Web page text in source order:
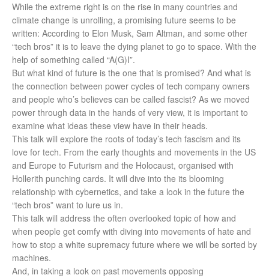
While the extreme right is on the rise in many countries and
climate change is unrolling, a promising future seems to be
written: According to Elon Musk, Sam Altman, and some other
“tech bros” it is to leave the dying planet to go to space. With the
help of something called “A(G)I”.
But what kind of future is the one that is promised? And what is
the connection between power cycles of tech company owners
and people who’s believes can be called fascist? As we moved
power through data in the hands of very view, it is important to
examine what ideas these view have in their heads.
This talk will explore the roots of today’s tech fascism and its
love for tech. From the early thoughts and movements in the US
and Europe to Futurism and the Holocaust, organised with
Hollerith punching cards. It will dive into the its blooming
relationship with cybernetics, and take a look in the future the
“tech bros” want to lure us in.
This talk will address the often overlooked topic of how and
when people get comfy with diving into movements of hate and
how to stop a white supremacy future where we will be sorted by
machines.
And, in taking a look on past movements opposing